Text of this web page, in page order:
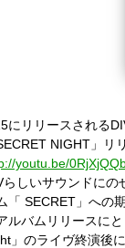
にリリースされる
SECRET NIGHT」
youtu.be/
らしいサウンドに
「 SECRET」への
ルバムリリースにと
」のライヴ終演後